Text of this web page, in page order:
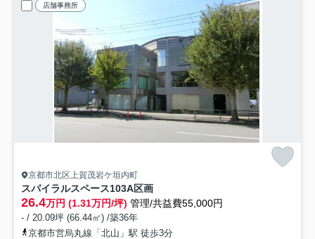
店舗事務所
京都市北区上賀茂岩ケ垣内町
スパイラルスペース103A区画
26.4万円 (1.31万円/坪) 管理/共益費55,000円
- / 20.09坪 (66.44㎡) /築36年
京都市営烏丸線「北山」駅 徒歩3分